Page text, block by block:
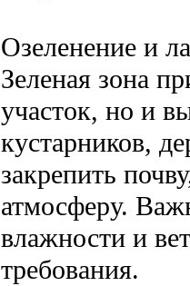
Озеленение и
Зеленая зона
участок, но и
кустарников,
закрепить
атмосферу.
влажности и
требования.